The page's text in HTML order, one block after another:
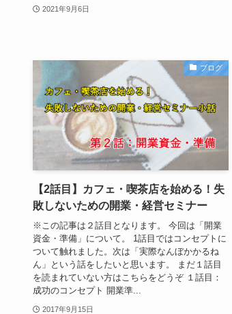
2021年9月6日
ブログ
【2話目】カフェ・喫茶店を始める！失
敗しないための開業・経営セミナー
※この記事は２話目となります。 今回は「開業
資金・準備」について。 1話目ではコンセプトに
ついて触れました。次は「実際なんぼかかるね
ん」という話をしたいと思います。 まだ１話目
を読まれていない方はこちらをどうぞ １話目：
成功のコンセプト 開業準...
2017年9月15日